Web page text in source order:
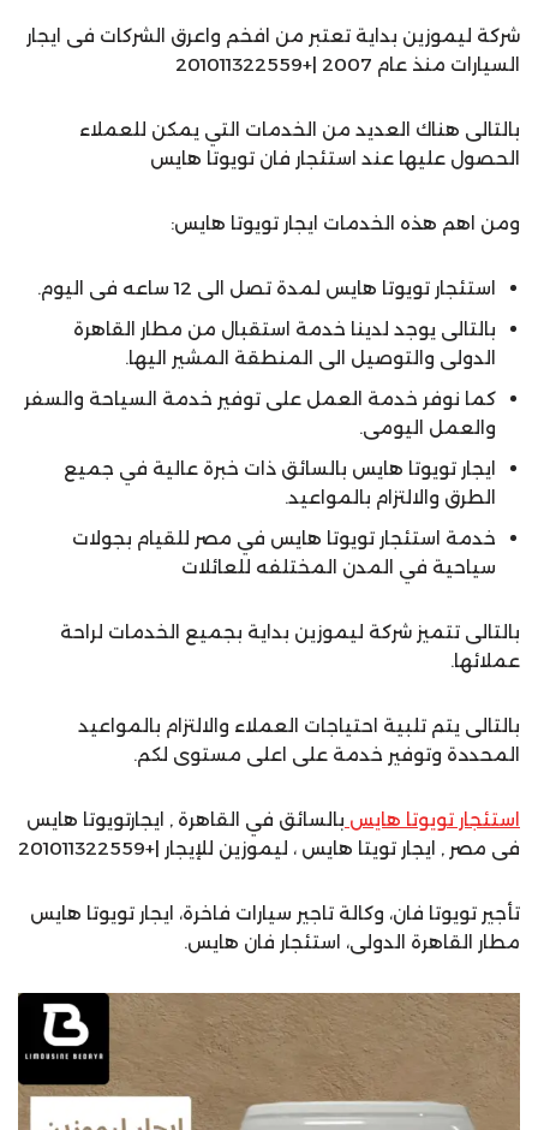
شركة ليموزين بداية تعتبر من افخم واعرق الشركات فى ايجار
السيارات منذ عام 2007 |+201011322559
بالتالى هناك العديد من الخدمات التي يمكن للعملاء
الحصول عليها عند استئجار فان تويوتا هايس
ومن اهم هذه الخدمات ايجار تويوتا هايس:
استئجار تويوتا هايس لمدة تصل الى 12 ساعه فى اليوم.
بالتالى يوجد لدينا خدمة استقبال من مطار القاهرة
الدولى والتوصيل الى المنطقة المشير اليها.
كما نوفر خدمة العمل على توفير خدمة السياحة والسفر
والعمل اليومى.
ايجار تويوتا هايس بالسائق ذات خبرة عالية في جميع
الطرق والالتزام بالمواعيد.
خدمة استئجار تويوتا هايس في مصر للقيام بجولات
سياحية في المدن المختلفه للعائلات
بالتالى تتميز شركة ليموزين بداية بجميع الخدمات لراحة
عملائها.
بالتالى يتم تلبية احتياجات العملاء والالتزام بالمواعيد
المحددة وتوفير خدمة على اعلى مستوى لكم.
استئجار تويوتا هايس بالسائق في القاهرة , ايجارتويوتا هايس
فى مصر , ايجار تويتا هايس ، ليموزين للإيجار |+201011322559
تأجير تويوتا فان، وكالة تاجير سيارات فاخرة، ايجار تويوتا هايس
مطار القاهرة الدولى، استئجار فان هايس.